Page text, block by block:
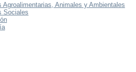
Agroalimentarias, Animales y Ambientales
Sociales